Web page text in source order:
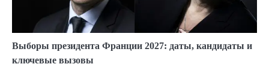
Выборы президента Франции 2027: даты, кандидаты и
ключевые вызовы